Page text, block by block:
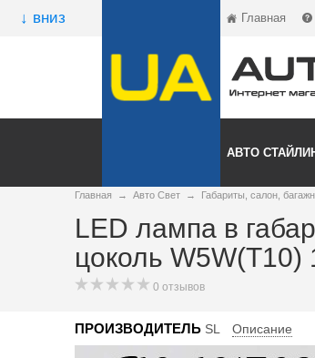
↓ вниз Главная
АВТО
Главная → Авто Свет → Габариты, салон,
LED лампа в
цоколь
0 отзывов
ПРОИЗВОДИТЕЛЬ SL Описание